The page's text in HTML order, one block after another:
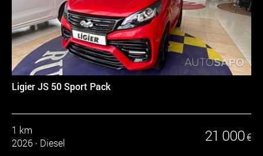
Ligier JS 50 Sport Pack
1 km
2026 · Diesel 21 000 €